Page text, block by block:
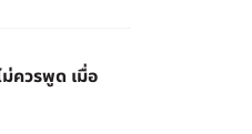
ม่ควรพูด เมื่อ